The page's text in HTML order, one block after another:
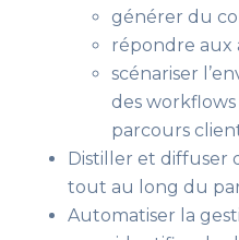
générer du
répondre aux
scénariser
des
parcours
Distiller et diffuser
tout au long du
Automatiser la